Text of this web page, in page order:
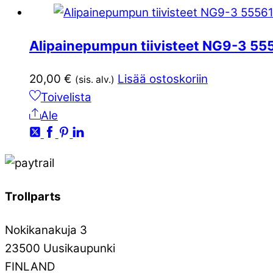
Alipainepumpun tiivisteet NG9-3
20,00 € (sis. alv.) Lisää ostoskoriin
Toivelista
Ale
Trollparts
Nokikanakuja 3
23500 Uusikaupunki
FINLAND